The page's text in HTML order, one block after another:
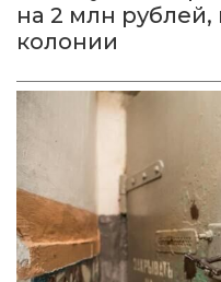
на 2 млн рублей,
колонии